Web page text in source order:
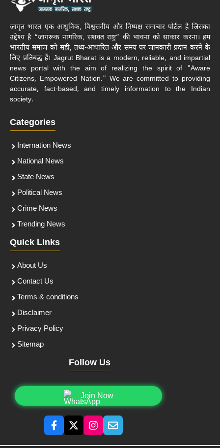
जागृत भारत एक आधुनिक, विश्वसनीय और निष्पक्ष समाचार पोर्टल है जिसका
उद्देश्य है “जागरूक नागरिक, सशक्त राष्ट्र” की भावना को साकार करना। हम
भारतीय समाज को सही, तथ्य-आधारित और समय पर जानकारी प्रदान करने के
लिए प्रतिबद्ध हैं। Jagrut Bharat is a modern, reliable, and impartial
news portal with the aim of realizing the spirit of "Aware
Citizens, Empowered Nation." We are committed to providing
accurate, fact-based, and timely information to the Indian
society.
Categories
Internation News
National News
State News
Political News
Crime News
Trending News
Quick Links
About Us
Contact Us
Terms & conditions
Disclaimer
Privacy Policy
Sitemap
Follow Us
Join Now